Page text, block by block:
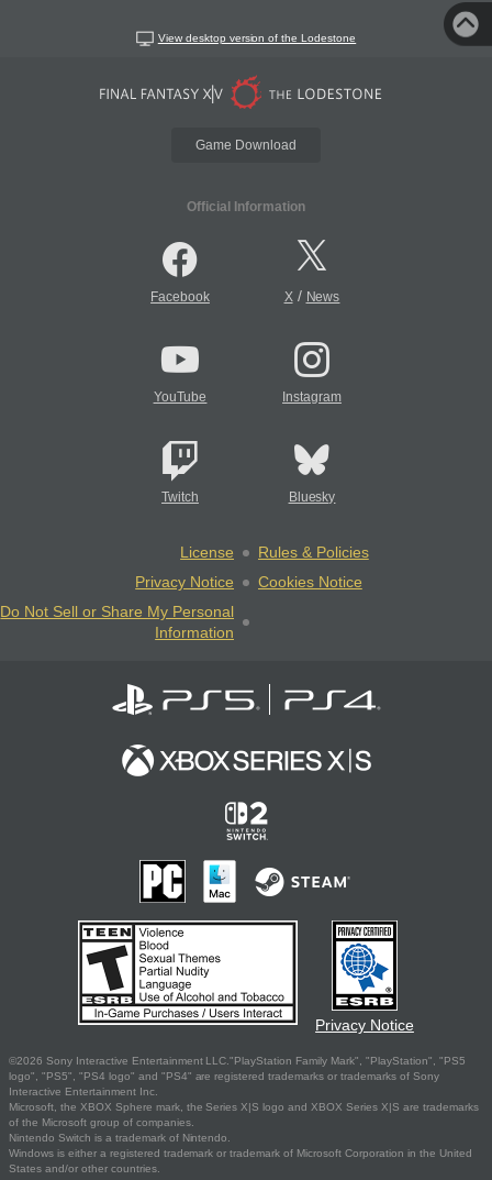
View desktop version of the Lodestone
Game Download
Official Information
Facebook X/ News
YouTube Instagram
Twitch Bluesky
License
Rules & Policies
Privacy Notice
Cookies Notice
Do Not Sell or Share My Personal
Information
Privacy Notice
©2026 Sony Interactive Entertainment LLC."PlayStation Family Mark", "PlayStation", "PS5
logo", "PS5", "PS4 logo" and "PS4" are registered trademarks or trademarks of Sony
Interactive Entertainment Inc.
Microsoft, the XBOX Sphere mark, the Series X|S logo and XBOX Series X|S are trademarks
of the Microsoft group of companies.
Nintendo Switch is a trademark of Nintendo.
Windows is either a registered trademark or trademark of Microsoft Corporation in the United
States and/or other countries.